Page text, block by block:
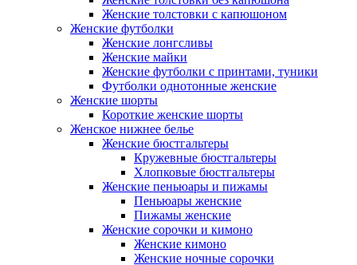
Женские толстовки с капюшоном
Женские футболки
Женские лонгсливы
Женские майки
Женские футболки с принтами, туники
Футболки однотонные женские
Женские шорты
Короткие женские шорты
Женское нижнее белье
Женские бюстгальтеры
Кружевные бюстгальтеры
Хлопковые бюстгальтеры
Женские пеньюары и пижамы
Пеньюары женские
Пижамы женские
Женские сорочки и кимоно
Женские кимоно
Женские ночные сорочки